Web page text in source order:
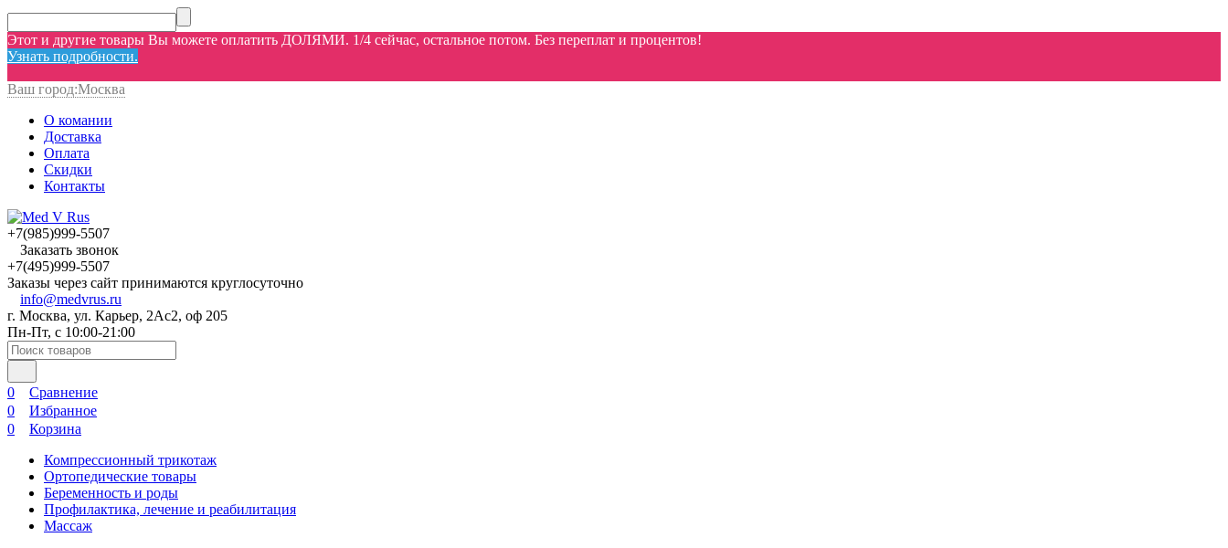
Этот и другие товары Вы можете оплатить ДОЛЯМИ. 1/4 сейчас, остальное потом. Без переплат и процентов!
Узнать подробности.
Ваш город:Москва
О комании
Доставка
Оплата
Скидки
Контакты
+7(985)999-5507
Заказать звонок
+7(495)999-5507
Заказы через сайт принимаются круглосуточно
info@medvrus.ru
г. Москва, ул. Карьер, 2Ас2, оф 205
Пн-Пт, с 10:00-21:00
0
Сравнение
0
Избранное
0
Корзина
Компрессионный трикотаж
Ортопедические товары
Беременность и роды
Профилактика, лечение и реабилитация
Массаж